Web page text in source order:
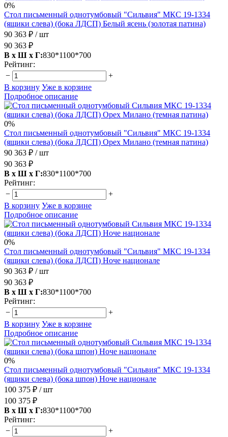
0%
Стол письменный однотумбовый "Сильвия" МКС 19-1334
(ящики слева) (бока ЛДСП) Белый ясень (золотая патина)
90 363 ₽ / шт
90 363 ₽
В х Ш х Г:830*1100*700
Рейтинг:
−
+
В корзину Уже в корзине
Подробное описание
0%
Стол письменный однотумбовый "Сильвия" МКС 19-1334
(ящики слева) (бока ЛДСП) Орех Милано (темная патина)
90 363 ₽ / шт
90 363 ₽
В х Ш х Г:830*1100*700
Рейтинг:
−
+
В корзину Уже в корзине
Подробное описание
0%
Стол письменный однотумбовый "Сильвия" МКС 19-1334
(ящики слева) (бока ЛДСП) Ноче национале
90 363 ₽ / шт
90 363 ₽
В х Ш х Г:830*1100*700
Рейтинг:
−
+
В корзину Уже в корзине
Подробное описание
0%
Стол письменный однотумбовый "Сильвия" МКС 19-1334
(ящики слева) (бока шпон) Ноче национале
100 375 ₽ / шт
100 375 ₽
В х Ш х Г:830*1100*700
Рейтинг:
−
+